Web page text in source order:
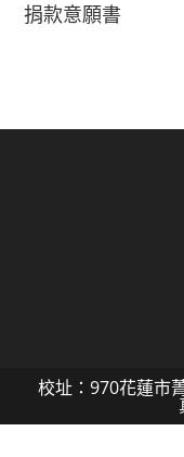
捐款意願書
校址：970花蓮